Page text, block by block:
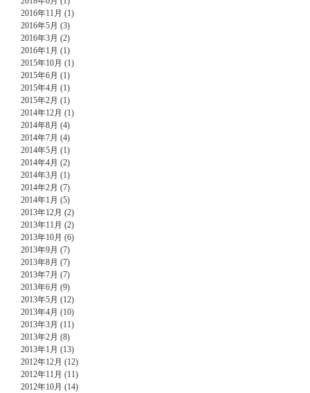
2016年11月 (1)
2016年5月 (3)
2016年3月 (2)
2016年1月 (1)
2015年10月 (1)
2015年6月 (1)
2015年4月 (1)
2015年2月 (1)
2014年12月 (1)
2014年8月 (4)
2014年7月 (4)
2014年5月 (1)
2014年4月 (2)
2014年3月 (1)
2014年2月 (7)
2014年1月 (5)
2013年12月 (2)
2013年11月 (2)
2013年10月 (6)
2013年9月 (7)
2013年8月 (7)
2013年7月 (7)
2013年6月 (9)
2013年5月 (12)
2013年4月 (10)
2013年3月 (11)
2013年2月 (8)
2013年1月 (13)
2012年12月 (12)
2012年11月 (11)
2012年10月 (14)